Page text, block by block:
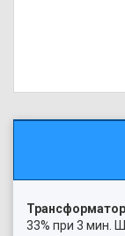
33% при 3 мин.